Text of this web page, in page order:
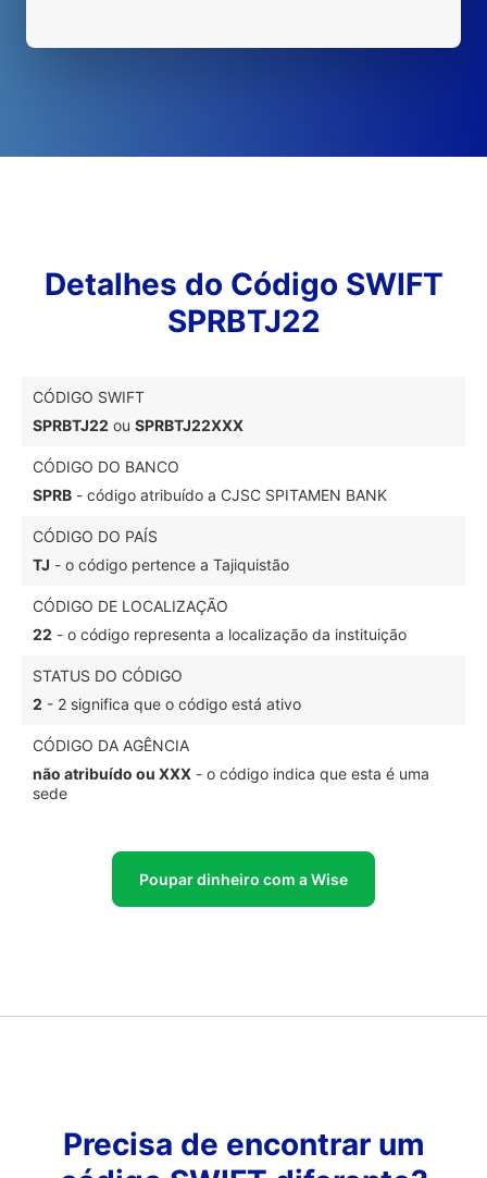
Detalhes do Código SWIFT
SPRBTJ22
CÓDIGO SWIFT
SPRBTJ22 ou SPRBTJ22XXX
CÓDIGO DO BANCO
SPRB - código atribuído a CJSC SPITAMEN BANK
CÓDIGO DO PAÍS
TJ - o código pertence a Tajiquistão
CÓDIGO DE LOCALIZAÇÃO
22 - o código representa a localização da instituição
STATUS DO CÓDIGO
2 - 2 significa que o código está ativo
CÓDIGO DA AGÊNCIA
não atribuído ou XXX - o código indica que esta é uma
sede
Poupar dinheiro com a Wise
Precisa de encontrar um